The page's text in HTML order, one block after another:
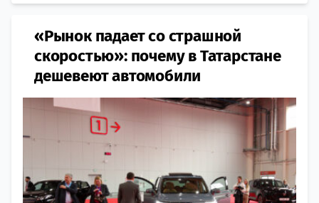
«Рынок падает со страшной
скоростью»: почему в Татарстане
дешевеют автомобили